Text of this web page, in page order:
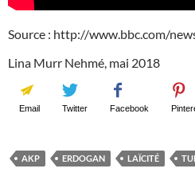
Source : http://www.bbc.com/
Lina Murr Nehmé, mai 2018
Email Twitter Facebook
AKP ERDOGAN LAÏCITÉ